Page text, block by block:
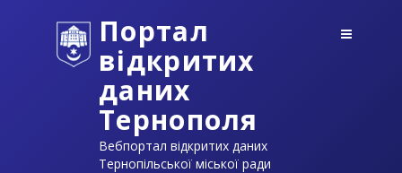
Портал
відкритих
даних
Тернополя
Вебпортал відкритих даних
Тернопільської міської ради